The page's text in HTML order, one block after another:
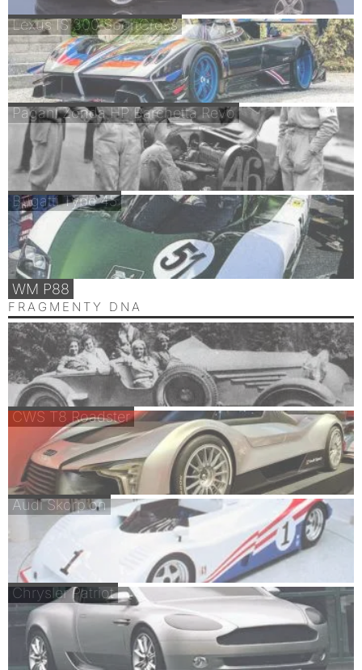
Lexus IS 300 SportCross
Pagani Zonda HP Barchetta Revo
Bugatti Type 45
WM P88
FRAGMENTY DNA
CWS T8 Roadster
Audi Skorpion
Chrysler Patriot